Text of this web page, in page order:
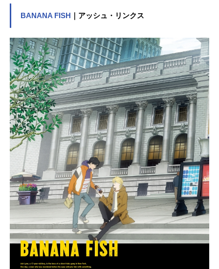
の“外”からやってきた高校1年生・桜
鈴”（ボウフウリン）と名付けられ街
を守る集団となっていて━━！？不
良高校生・桜の英雄伝説、ここに開
幕！作品名WINDBREAKER放送形態
TVアニメスケジュール2024年4月4日
（木）〜2024年6月27日（木）MBS/
TBS系28局「スーパーアニメイズムT
URBO」枠にて話数全13話キャスト
桜遥：内田雄馬楡井秋彦：千葉翔也
杉下京太郎：内山昂輝蘇枋隼飛：島
﨑信長梅宮一：中村悠一柊登馬：鈴
木崚汰柘浦大河：河西健吾桐生三
輝：豊永利行橘ことは：長谷川育美
兎耳山丁子：戸谷菊之介十亀条：梅
原裕一郎佐狐浩太：小林千晃有馬雪
成：水中雅章鹿沼稔：峯田大夢スタ
ッフ原作：にいさとる（講談社『マ
ガジンポケット』連載）監督：赤井
俊文シリーズ構成：瀬古浩司キャラ
クターデザイン・総作画監督：川上
大志アクションディレクター：浅賀
和行プロップデザイン：羽土真衣子
BANANA FISH ｜アッシュ・リンクス